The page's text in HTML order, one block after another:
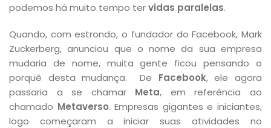
podemos há muito tempo tervidas paralelas.
Quando, com estrondo, o fundador do Facebook, Mark
Zuckerberg, anunciou que o nome da sua empresa
mudaria de nome, muita gente ficou pensando o
porquê desta mudança. De Facebook, ele agora
passaria a se chamar Meta, em referência ao
chamado Metaverso. Empresas gigantes e iniciantes,
logo começaram a iniciar suas atividades no